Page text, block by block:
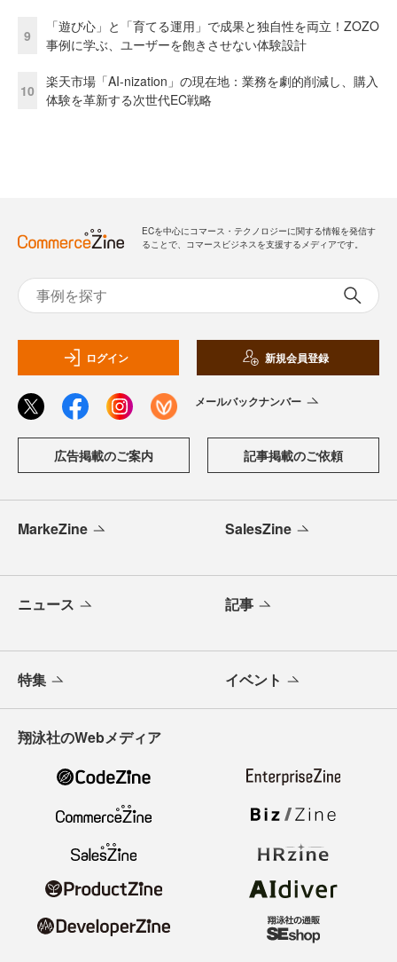
9
「遊び心」と「育てる運用」で成果と独自性を両立！ZOZO
事例に学ぶ、ユーザーを飽きさせない体験設計
10
楽天市場「AI-nization」の現在地：業務を劇的削減し、購入
体験を革新する次世代EC戦略
ECを中心にコマース・テクノロジーに関する情報を発信す
ることで、コマースビジネスを支援するメディアです。
ログイン 新規会員登録
メールバックナンバー
広告掲載のご案内 記事掲載のご依頼
MarkeZine SalesZine
ニュース 記事
特集 イベント
翔泳社のWebメディア